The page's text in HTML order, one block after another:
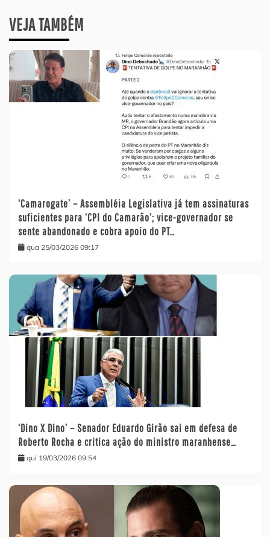
VEJA TAMBÉM
‘Camarogate’ – Assembléia Legislativa já tem assinaturas
suficientes para ‘CPI do Camarão’; vice-governador se
sente abandonado e cobra apoio do PT…
qua 25/03/2026 09:17
‘Dino X Dino’ – Senador Eduardo Girão sai em defesa de
Roberto Rocha e critica ação do ministro maranhense…
qui 19/03/2026 09:54